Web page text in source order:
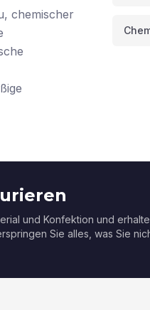
chemischer
und Konfektion und
Sie alles, was Sie